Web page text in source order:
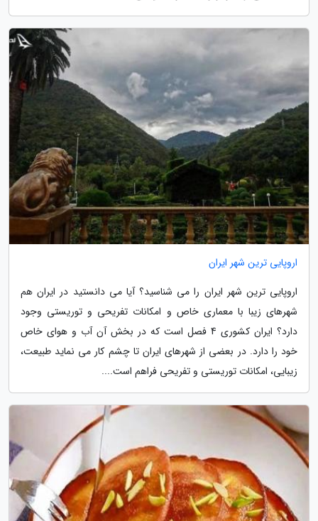
اروپایی ترین شهر ایران
اروپایی ترین شهر ایران را می شناسید؟ آیا می دانستید در ایران هم
شهرهای زیبا با معماری خاص و امکانات تفریحی و توریستی وجود
دارد؟ ایران کشوری 4 فصل است که در بخش آن آب و هوای خاص
خود را دارد. در بعضی از شهرهای ایران تا چشم کار می نماید طبیعت،
زیبایی، امکانات توریستی و تفریحی فراهم است....